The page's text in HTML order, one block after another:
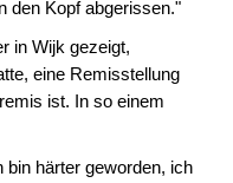
den Kopf abgerissen."
in Wijk gezeigt,
eine Remisstellung
ist. In so einem
bin härter geworden, ich